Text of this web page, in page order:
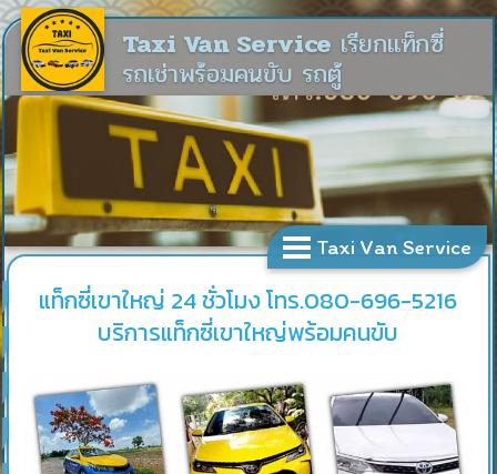
Taxi Van Service เรียกแท็กซี่
รถเช่าพร้อมคนขับ รถตู้
Taxi Van Service
แท็กซี่เขาใหญ่ 24 ชั่วโมง โทร.080-696-5216
บริการแท็กซี่เขาใหญ่พร้อมคนขับ